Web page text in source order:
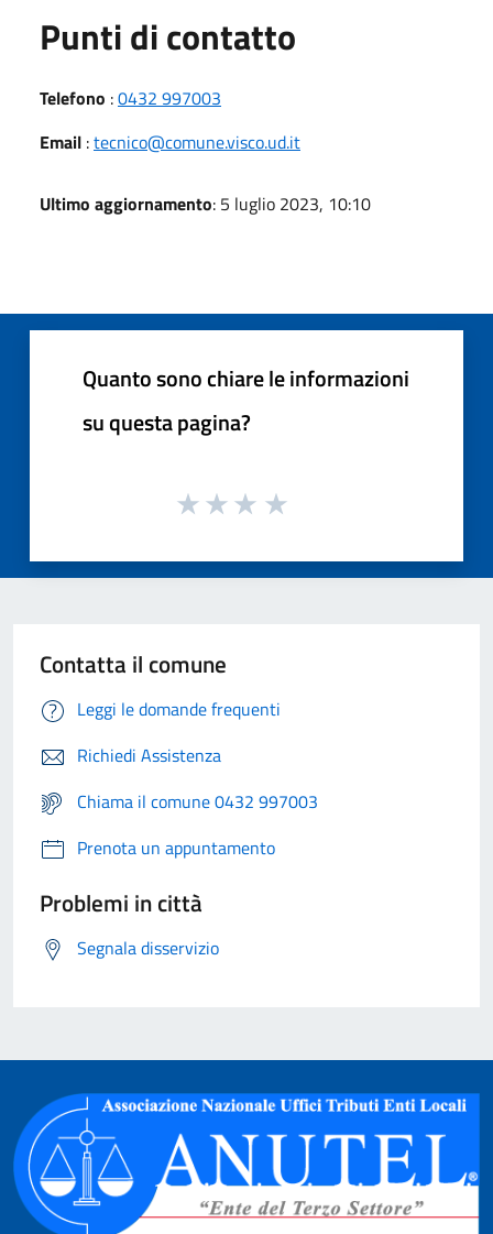
Punti di contatto
Telefono :0432 997003
Email :tecnico@comune.visco.ud.it
Ultimo aggiornamento: 5 luglio 2023, 10:10
Quanto sono chiare le informazioni
su questa pagina?
Contatta il comune
Leggi le domande frequenti
Richiedi Assistenza
Chiama il comune 0432 997003
Prenota un appuntamento
Problemi in città
Segnala disservizio